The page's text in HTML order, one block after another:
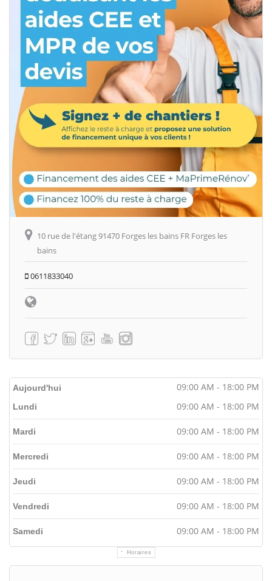
10 rue de l'étang 91470 Forges les bains FR Forges les
bains
0611833040
Aujourd'hui 09:00 AM - 18:00 PM
Horaires
Lundi 09:00 AM - 18:00 PM
Mardi 09:00 AM - 18:00 PM
Mercredi 09:00 AM - 18:00 PM
Jeudi 09:00 AM - 18:00 PM
Vendredi 09:00 AM - 18:00 PM
Samedi 09:00 AM - 18:00 PM